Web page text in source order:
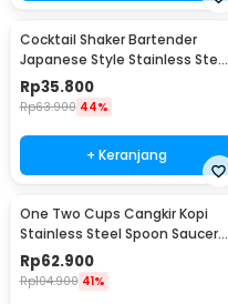
Cocktail Shaker Bartender
Japanese Style Stainless Steel
200ml
Rp35.800
Rp63.900 44%
+ Keranjang
One Two Cups Cangkir Kopi
Stainless Steel Spoon Saucer
Cup 120ml - 201
Rp62.900
Rp104.900 41%